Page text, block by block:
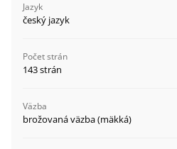
Jazyk
český jazyk
Počet strán
143 strán
Väzba
brožovaná väzba (mäkká)